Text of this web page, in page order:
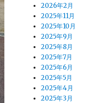
2026年2月
2025年11月
2025年10月
2025年9月
2025年8月
2025年7月
2025年6月
2025年5月
2025年4月
2025年3月